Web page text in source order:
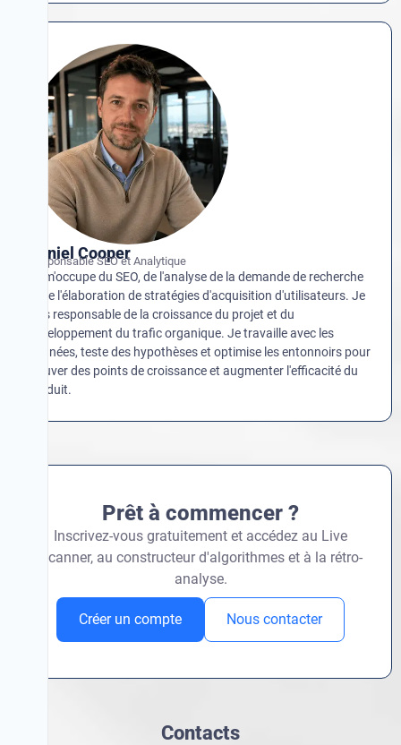
Daniel Cooper
Responsable SEO et Analytique
Je m'occupe du SEO, de l'analyse de la demande de recherche
et de l'élaboration de stratégies d'acquisition d'utilisateurs. Je
suis responsable de la croissance du projet et du
développement du trafic organique. Je travaille avec les
données, teste des hypothèses et optimise les entonnoirs pour
trouver des points de croissance et augmenter l'efficacité du
produit.
Prêt à commencer ?
Inscrivez-vous gratuitement et accédez au Live
Scanner, au constructeur d'algorithmes et à la rétro-
analyse.
Créer un compte Nous contacter
Contacts